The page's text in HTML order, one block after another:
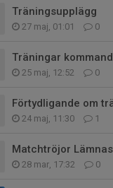
Träningsupplägg
27 maj, 01:01 0
Träningar
25 maj, 12:52 0
Förtydligande om
24 maj, 11:30 1
Matchtröjor
28 mar, 17:32 0